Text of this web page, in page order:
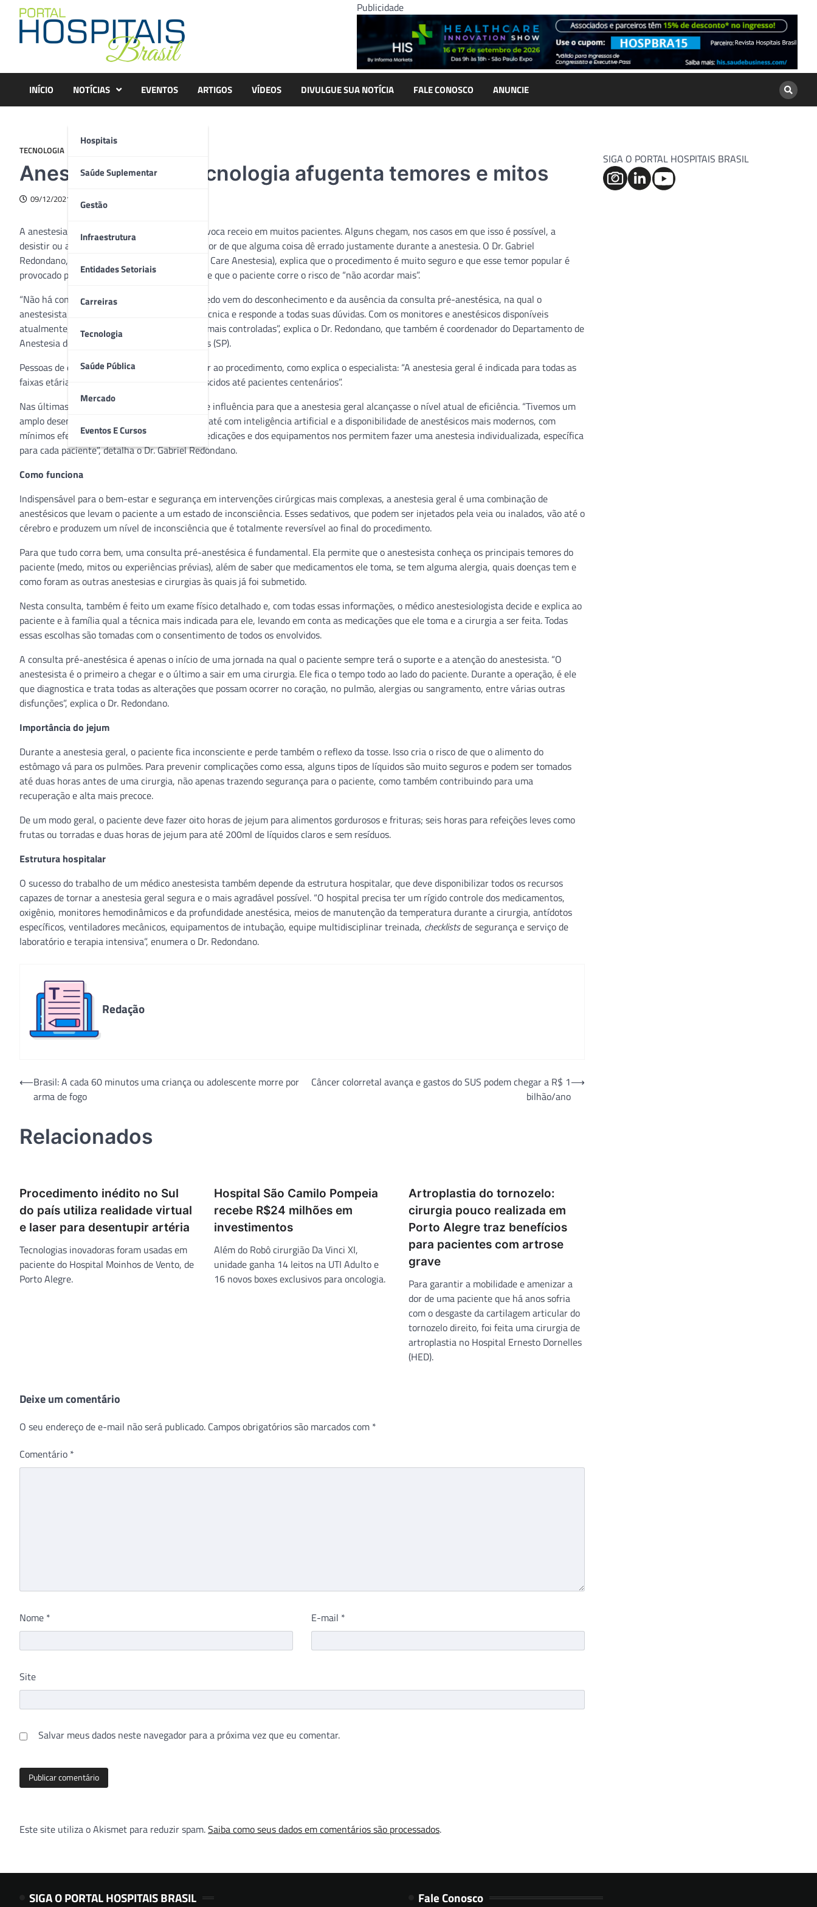
content
Publicidade
INÍCIO NOTÍCIAS
Hospitais
Saúde Suplementar
Gestão
Infraestrutura
Entidades Setoriais
Carreiras
Tecnologia
Saúde Pública
Mercado
Eventos E Cursos
EVENTOS ARTIGOS VÍDEOS DIVULGUE SUA NOTÍCIA FALE CONOSCO ANUNCIE
TECNOLOGIA
Anestesia geral: tecnologia afugenta temores e mitos
09/12/2021
A anestesia geral é um procedimento que provoca receio em muitos pacientes. Alguns chegam, nos casos em que isso é possível, a
desistir ou adiar uma cirurgia apenas pelo pavor de que alguma coisa dê errado justamente durante a anestesia. O Dr. Gabriel
Redondano, diretor-presidente do GCA (Grupo Care Anestesia), explica que o procedimento é muito seguro e que esse temor popular é
provocado por crenças, como por exemplo, a de que o paciente corre o risco de “não acordar mais”.
“Não há contraindicações a essa técnica. O medo vem do desconhecimento e da ausência da consulta pré-anestésica, na qual o
anestesista explica ao paciente detalhes da técnica e responde a todas suas dúvidas. Com os monitores e anestésicos disponíveis
atualmente, temos as situações previsíveis e mais controladas”, explica o Dr. Redondano, que também é coordenador do Departamento de
Anestesia do Vera Cruz Hospital, em Campinas (SP).
Pessoas de qualquer idade podem se submeter ao procedimento, como explica o especialista: “A anestesia geral é indicada para todas as
faixas etárias, desde o intraútero e recém-nascidos até pacientes centenários”.
Nas últimas décadas, a tecnologia teve grande influência para que a anestesia geral alcançasse o nível atual de eficiência. “Tivemos um
amplo desenvolvimento de monitores, alguns até com inteligência artificial e a disponibilidade de anestésicos mais modernos, com
mínimos efeitos colaterais. Os avanços das medicações e dos equipamentos nos permitem fazer uma anestesia individualizada, específica
para cada paciente”, detalha o Dr. Gabriel Redondano.
Como funciona
Indispensável para o bem-estar e segurança em intervenções cirúrgicas mais complexas, a anestesia geral é uma combinação de
anestésicos que levam o paciente a um estado de inconsciência. Esses sedativos, que podem ser injetados pela veia ou inalados, vão até o
cérebro e produzem um nível de inconsciência que é totalmente reversível ao final do procedimento.
Para que tudo corra bem, uma consulta pré-anestésica é fundamental. Ela permite que o anestesista conheça os principais temores do
paciente (medo, mitos ou experiências prévias), além de saber que medicamentos ele toma, se tem alguma alergia, quais doenças tem e
como foram as outras anestesias e cirurgias às quais já foi submetido.
Nesta consulta, também é feito um exame físico detalhado e, com todas essas informações, o médico anestesiologista decide e explica ao
paciente e à família qual a técnica mais indicada para ele, levando em conta as medicações que ele toma e a cirurgia a ser feita. Todas
essas escolhas são tomadas com o consentimento de todos os envolvidos.
A consulta pré-anestésica é apenas o início de uma jornada na qual o paciente sempre terá o suporte e a atenção do anestesista. “O
anestesista é o primeiro a chegar e o último a sair em uma cirurgia. Ele fica o tempo todo ao lado do paciente. Durante a operação, é ele
que diagnostica e trata todas as alterações que possam ocorrer no coração, no pulmão, alergias ou sangramento, entre várias outras
disfunções”, explica o Dr. Redondano.
Importância do jejum
Durante a anestesia geral, o paciente fica inconsciente e perde também o reflexo da tosse. Isso cria o risco de que o alimento do
estômago vá para os pulmões. Para prevenir complicações como essa, alguns tipos de líquidos são muito seguros e podem ser tomados
até duas horas antes de uma cirurgia, não apenas trazendo segurança para o paciente, como também contribuindo para uma
recuperação e alta mais precoce.
De um modo geral, o paciente deve fazer oito horas de jejum para alimentos gordurosos e frituras; seis horas para refeições leves como
frutas ou torradas e duas horas de jejum para até 200ml de líquidos claros e sem resíduos.
Estrutura hospitalar
O sucesso do trabalho de um médico anestesista também depende da estrutura hospitalar, que deve disponibilizar todos os recursos
capazes de tornar a anestesia geral segura e o mais agradável possível. “O hospital precisa ter um rígido controle dos medicamentos,
oxigênio, monitores hemodinâmicos e da profundidade anestésica, meios de manutenção da temperatura durante a cirurgia, antídotos
específicos, ventiladores mecânicos, equipamentos de intubação, equipe multidisciplinar treinada, checklistsde segurança e serviço de
laboratório e terapia intensiva”, enumera o Dr. Redondano.
Redação
Navegação
⟵Brasil: A cada 60 minutos uma criança ou adolescente morre por
arma de fogo
Câncer colorretal avança e gastos do SUS podem chegar a R$ 1
bilhão/ano
⟶
Relacionados
Procedimento inédito no Sul
do país utiliza realidade virtual
e laser para desentupir artéria
Tecnologias inovadoras foram usadas em
paciente do Hospital Moinhos de Vento, de
Porto Alegre.
Hospital São Camilo Pompeia
recebe R$24 milhões em
investimentos
Além do Robô cirurgião Da Vinci XI,
unidade ganha 14 leitos na UTI Adulto e
16 novos boxes exclusivos para oncologia.
Artroplastia do tornozelo:
cirurgia pouco realizada em
Porto Alegre traz benefícios
para pacientes com artrose
grave
Para garantir a mobilidade e amenizar a
dor de uma paciente que há anos sofria
com o desgaste da cartilagem articular do
tornozelo direito, foi feita uma cirurgia de
artroplastia no Hospital Ernesto Dornelles
(HED).
Deixe um comentário
O seu endereço de e-mail não será publicado. Campos obrigatórios são marcados com *
Comentário *
Nome * E-mail *
Site
Salvar meus dados neste navegador para a próxima vez que eu comentar.
Este site utiliza o Akismet para reduzir spam.Saiba como seus dados em comentários são processados.
SIGA O PORTAL HOSPITAIS BRASIL
SIGA O PORTAL HOSPITAIS BRASIL Fale Conosco